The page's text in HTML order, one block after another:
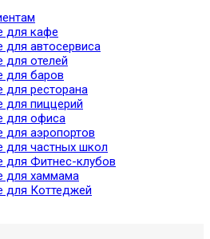
для кафе
для автосервиса
для отелей
для баров
для ресторана
для пиццерий
для офиса
для аэропортов
для частных школ
для Фитнес-клубов
для хаммама
для Коттеджей